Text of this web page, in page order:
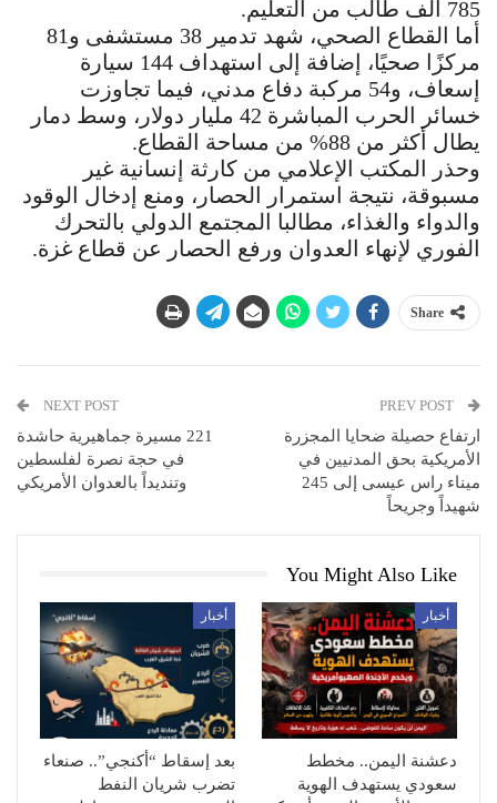
785 ألف طالب من التعليم.
أما القطاع الصحي، شهد تدمير 38 مستشفى و81
مركزًا صحيًا، إضافة إلى استهداف 144 سيارة
إسعاف، و54 مركبة دفاع مدني، فيما تجاوزت
خسائر الحرب المباشرة 42 مليار دولار، وسط دمار
يطال أكثر من 88% من مساحة القطاع.
وحذر المكتب الإعلامي من كارثة إنسانية غير
مسبوقة، نتيجة استمرار الحصار، ومنع إدخال الوقود
والدواء والغذاء، مطالبا المجتمع الدولي بالتحرك
الفوري لإنهاء العدوان ورفع الحصار عن قطاع غزة.
Share
ارتفاع حصيلة ضحايا المجزرة
الأمريكية بحق المدنيين في
ميناء راس عيسى إلى 245
شهيداً وجريحاً
NEXT POST
221 مسيرة جماهيرية حاشدة
في حجة نصرة لفلسطين
وتنديداً بالعدوان الأمريكي
You Might Also Like
أخبار
دعشنة اليمن.. مخطط
سعودي يستهدف الهوية
أخبار
بعد إسقاط “أكنجي”.. صنعاء
تضرب شريان النفط